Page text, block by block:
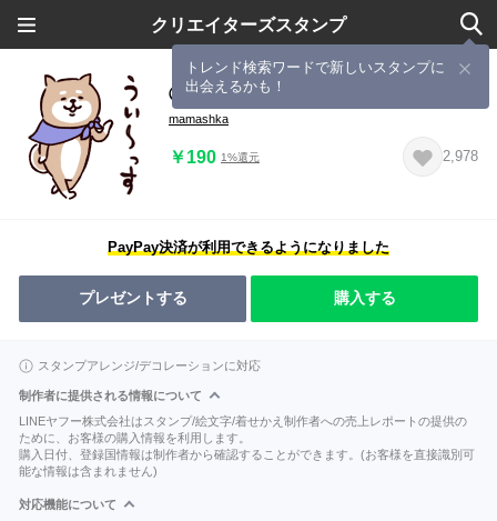
クリエイターズスタンプ
トレンド検索ワードで新しいスタンプに
出会えるかも！
◯SHIBAINUさん・カジュアル◯
mamashka
￥190 1%還元 2,978
PayPay決済が利用できるようになりました
プレゼントする 購入する
スタンプアレンジ/デコレーションに対応
制作者に提供される情報について
LINEヤフー株式会社はスタンプ/絵文字/着せかえ制作者への売上レポートの提供の
ために、お客様の購入情報を利用します。
購入日付、登録国情報は制作者から確認することができます。(お客様を直接識別可
能な情報は含まれません)
対応機能について